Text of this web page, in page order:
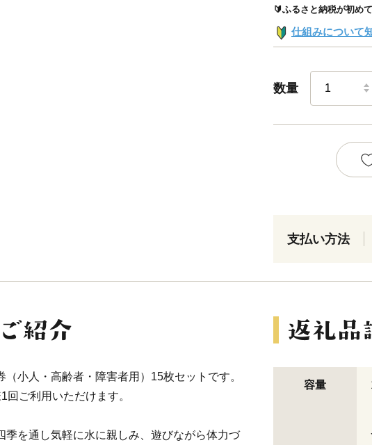
🔰ふるさと納税が初め
仕組みについて
数量
支払い方法
小人・高齢者・障害者用）15枚セットです。
ご利用いただけます。
季を通し気軽に水に親しみ、遊びながら体力づ
容量